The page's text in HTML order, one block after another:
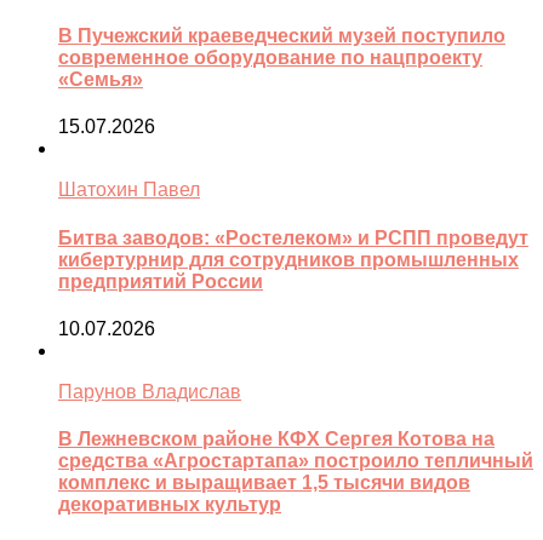
В Пучежский краеведческий музей поступило
современное оборудование по нацпроекту
«Семья»
15.07.2026
Шатохин Павел
Битва заводов: «Ростелеком» и РСПП проведут
кибертурнир для сотрудников промышленных
предприятий России
10.07.2026
Парунов Владислав
В Лежневском районе КФХ Сергея Котова на
средства «Агростартапа» построило тепличный
комплекс и выращивает 1,5 тысячи видов
декоративных культур